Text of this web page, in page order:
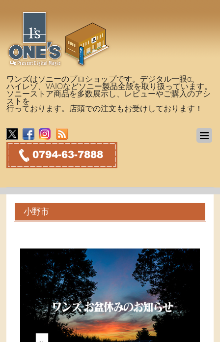
ワンズはソニーのプロショップです。デジタル一眼α、
ハイレゾ、VAIOなどソニー製品全般を取り扱っています。
ソニーストア商品を多数展示し、レビューやご購入のアシ
ストを
行っております。店頭での注文もお受けしております！
小野市